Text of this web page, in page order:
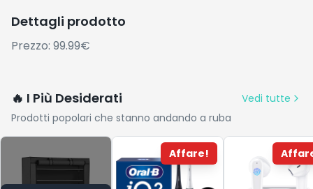
Dettagli prodotto
Prezzo: 99.99€
🔥 I Più Desiderati
Vedi tutte
Prodotti popolari che stanno andando a ruba
Affare!